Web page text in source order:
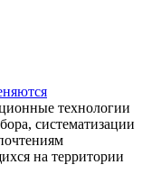
технологии
систематизации
на территории